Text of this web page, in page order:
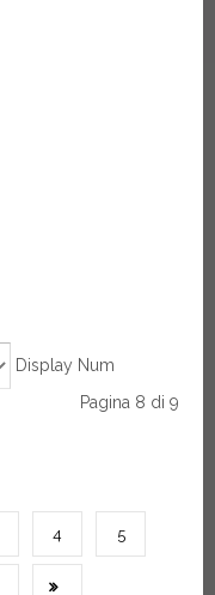
Display Num
Pagina 8 di 9
4 5